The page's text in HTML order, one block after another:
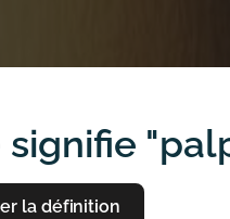
signifie
la définition